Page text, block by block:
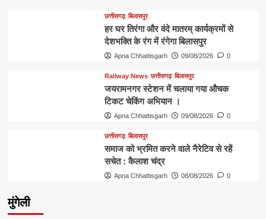
छत्तीसगढ़ बिलासपुर
हर घर तिरंगा और वंदे मातरम् कार्यक्रमों से
देशभक्ति के रंग में रंगेगा बिलासपुर
Apna Chhattisgarh 09/08/2026 0
Railway News छत्तीसगढ़ बिलासपुर
जयरामनगर स्टेशन में चलाया गया औचक
टिकट चेकिंग अभियान ।
Apna Chhattisgarh 09/08/2026 0
छत्तीसगढ़ बिलासपुर
समाज को भ्रमित करने वाले नैरेटिव से रहें
सचेत : कैलाश चंद्र
Apna Chhattisgarh 08/08/2026 0
मुंगेली